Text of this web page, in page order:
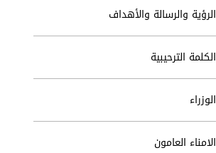
الرؤية والرسالة والأهداف
الكلمة الترحيبية
الوزراء
الامناء العامون